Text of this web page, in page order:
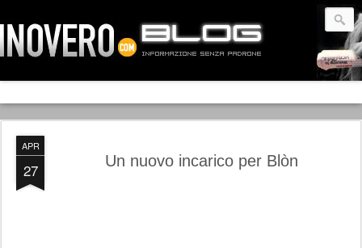
APR
27 Un nuovo incarico per Blòn